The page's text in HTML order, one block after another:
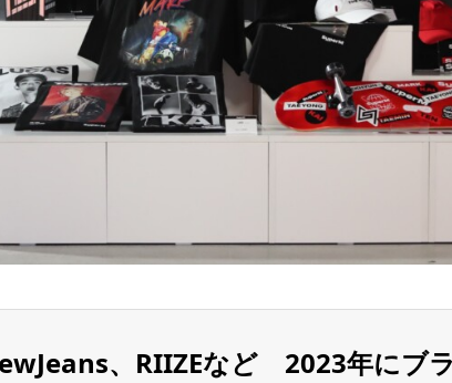
、RIIZEなど 2023年にブ